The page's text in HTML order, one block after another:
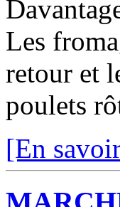
Les
retour et
poulets
[En